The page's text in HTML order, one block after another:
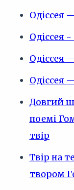
Одіссея
Одіссея
Одіссея
Одіссея
Довгий
поемі
твір
Твір на
твором